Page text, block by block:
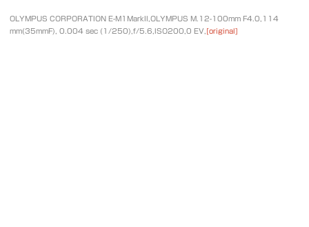
OLYMPUS CORPORATION E-M1MarkII,OLYMPUS M.12-100mm F4.0,114
mm(35mmF), 0.004 sec (1/250),f/5.6,ISO200,0 EV, [original]